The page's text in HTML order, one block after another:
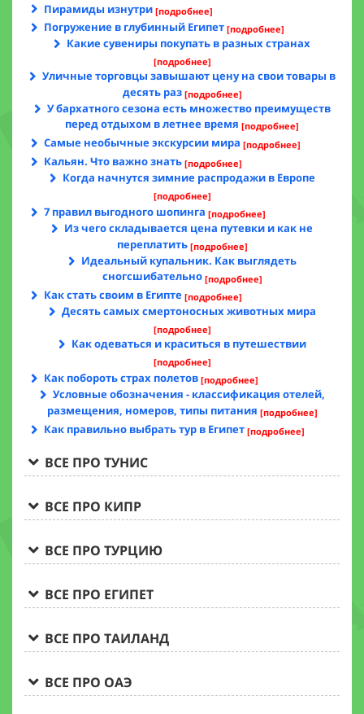
Пирамиды изнутри [подробнее]
Погружение в глубинный Египет [подробнее]
Какие сувениры покупать в разных странах
[подробнее]
Уличные торговцы завышают цену на свои товары в
десять раз [подробнее]
У бархатного сезона есть множество преимуществ
перед отдыхом в летнее время [подробнее]
Самые необычные экскурсии мира [подробнее]
Кальян. Что важно знать [подробнее]
Когда начнутся зимние распродажи в Европе
[подробнее]
7 правил выгодного шопинга [подробнее]
Из чего складывается цена путевки и как не
переплатить [подробнее]
Идеальный купальник. Как выглядеть
сногсшибательно [подробнее]
Как стать своим в Египте [подробнее]
Десять самых смертоносных животных мира
[подробнее]
Как одеваться и краситься в путешествии
[подробнее]
Как побороть страх полетов [подробнее]
Условные обозначения - классификация отелей,
размещения, номеров, типы питания [подробнее]
Как правильно выбрать тур в Египет [подробнее]
ВСЕ ПРО ТУНИС
ВСЕ ПРО КИПР
ВСЕ ПРО ТУРЦИЮ
ВСЕ ПРО ЕГИПЕТ
ВСЕ ПРО ТАИЛАНД
ВСЕ ПРО ОАЭ